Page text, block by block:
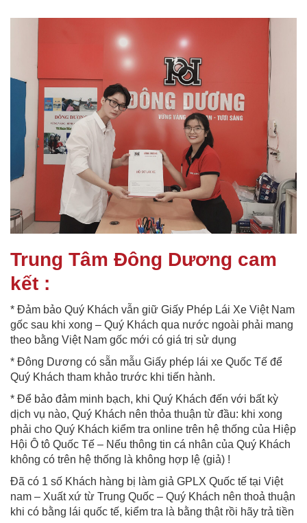
Trung Tâm Đông Dương cam
kết :
* Đảm bảo Quý Khách vẫn giữ Giấy Phép Lái Xe Việt Nam
gốc sau khi xong – Quý Khách qua nước ngoài phải mang
theo bằng Việt Nam gốc mới có giá trị sử dụng
* Đông Dương có sẵn mẫu Giấy phép lái xe Quốc Tế để
Quý Khách tham khảo trước khi tiến hành.
* Để bảo đảm minh bạch, khi Quý Khách đến với bất kỳ
dịch vụ nào, Quý Khách nên thỏa thuận từ đầu: khi xong
phải cho Quý Khách kiểm tra online trên hệ thống của Hiệp
Hội Ô tô Quốc Tế – Nếu thông tin cá nhân của Quý Khách
không có trên hệ thống là không hợp lệ (giả) !
Đã có 1 số Khách hàng bị làm giả GPLX Quốc tế tại Việt
nam – Xuất xứ từ Trung Quốc – Quý Khách nên thoả thuận
khi có bằng lái quốc tế, kiểm tra là bằng thật rồi hãy trả tiền